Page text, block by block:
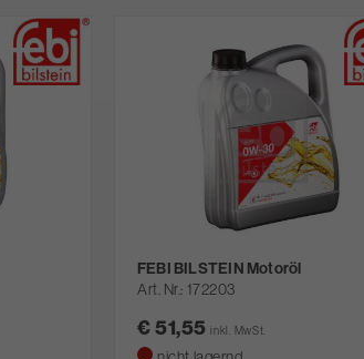
FEBI BILSTEIN Motoröl
Art. Nr. 172203
€ 51,55inkl. MwSt.